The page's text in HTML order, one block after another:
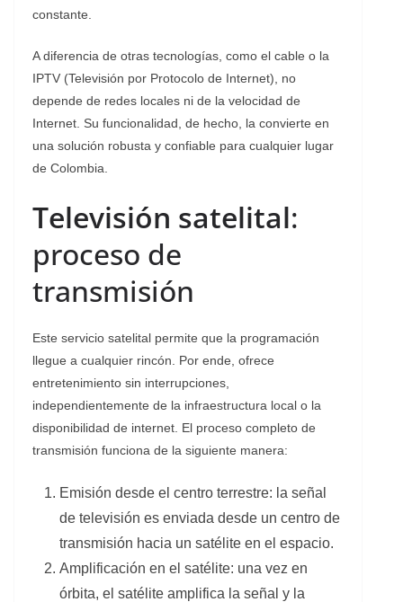
constante.
A diferencia de otras tecnologías, como el cable o la
IPTV (Televisión por Protocolo de Internet), no
depende de redes locales ni de la velocidad de
Internet. Su funcionalidad, de hecho, la convierte en
una solución robusta y confiable para cualquier lugar
de Colombia.
Televisión satelital:
proceso de
transmisión
Este servicio satelital permite que la programación
llegue a cualquier rincón. Por ende, ofrece
entretenimiento sin interrupciones,
independientemente de la infraestructura local o la
disponibilidad de internet. El proceso completo de
transmisión funciona de la siguiente manera:
Emisión desde el centro terrestre: la señal
de televisión es enviada desde un centro de
transmisión hacia un satélite en el espacio.
Amplificación en el satélite: una vez en
órbita, el satélite amplifica la señal y la